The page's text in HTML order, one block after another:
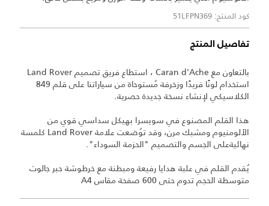
كود المنتج: 51LFPN369
تفاصيل المنتج
بالتعاون مع Caran d'Ache ، استطاع فريق تصميم Land Rover
استخدام لونًا فريدًا وزخرفة مُستوحاة من سياراتنا على قلم 849
الكلاسيكي لإنشاء نسخة جديدة حصرية.
هذا القلم المصنوع في سويسرا بهيكل سداسي قوي من
الألومنيوم ومشبك مرن، وقد توُضعت علامة Land Rover كلمسة
نهائيةعلى الجسم والتصميم "الحزمة السوداء".
يُقدم القلم في علبة هدايا رفيعة ومبطنة مع خرطوشة حبر جالوت
متوسطة الحجم تدوم حتى 600 صفحة مقاس A4